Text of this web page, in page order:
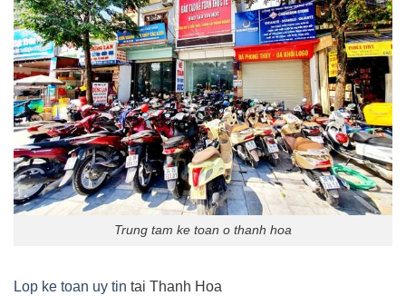
Trung tam ke toan o thanh hoa
Lop ke toan uy tin tai Thanh Hoa